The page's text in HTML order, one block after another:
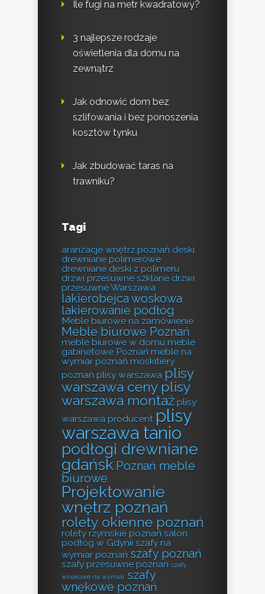
Ile fugi na metr kwadratowy?
3 najlepsze rodzaje
oświetlenia dla domu na
zewnątrz
Jak odnowić dom bez
szlifowania i bez ponoszenia
kosztów tynku
Jak zbudować taras na
trawniku?
Tagi
aranżacje wnętrz poznań deski
drewniane polimerowe
drewniane deski z polimeru
drzwi przesuwne szklane drzwi
przesuwne Warszawa
lakierobejca woskowa
lakierowanie podłóg
Meble biurowe na zamówienie
Meble biurowe Poznań
meble biurowe w domu meble
gabinetowe Poznań meble na
wymiar poznań moskitiery
poznań plisy warszawa plisy
warszawa ceny plisy
warszawa montaż plisy
warszawa producent plisy
warszawa tanio
podłogi drewniane
gdańsk Poznań meble
biurowe
Projektowanie
wnętrz poznań
rolety okienne poznań
rolety rzymskie poznań salon
podłóg w Gdynii szafy na
wymiar poznań szafy poznań
szafy przesuwne poznań szafy
wnękowe na wymiar szafy
wnękowe poznań